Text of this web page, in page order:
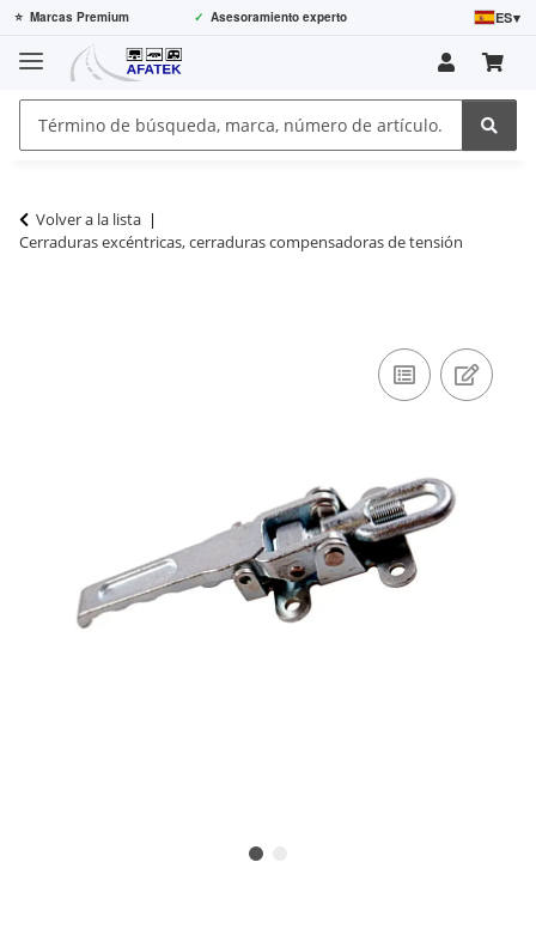
⭐ Marcas Premium ✓ Asesoramiento experto ES▾
Volver a la lista
Cerraduras excéntricas, cerraduras compensadoras de tensión